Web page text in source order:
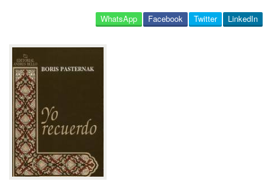
LinkedIn
Twitter
Facebook
WhatsApp